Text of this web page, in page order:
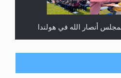
أنصار الله في هولندا